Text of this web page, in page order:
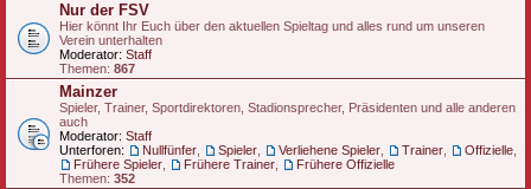
Nur der FSV
Hier könnt Ihr Euch über den aktuellen Spieltag und alles rund um unseren
Verein unterhalten
Moderator: Staff
Themen: 867
Mainzer
Spieler, Trainer, Sportdirektoren, Stadionsprecher, Präsidenten und alle anderen
auch
Moderator: Staff
Unterforen:
Nullfünfer Spieler Verliehene Spieler Trainer Offizielle
Frühere Spieler
Frühere Trainer
Frühere Offizielle
Themen: 352